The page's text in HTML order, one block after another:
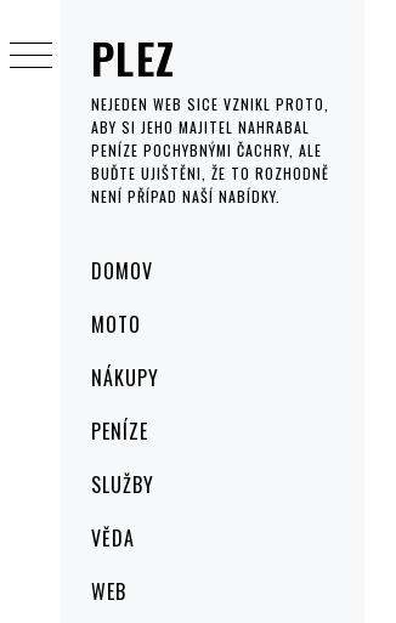
PLEZ
NEJEDEN WEB SICE VZNIKL PROTO,
ABY SI JEHO MAJITEL NAHRABAL
PENÍZE POCHYBNÝMI ČACHRY, ALE
BUĎTE UJIŠTĚNI, ŽE TO ROZHODNĚ
NENÍ PŘÍPAD NAŠÍ NABÍDKY.
MenuDOMOV
MOTO
NÁKUPY
PENÍZE
SLUŽBY
VĚDA
WEB
to
content